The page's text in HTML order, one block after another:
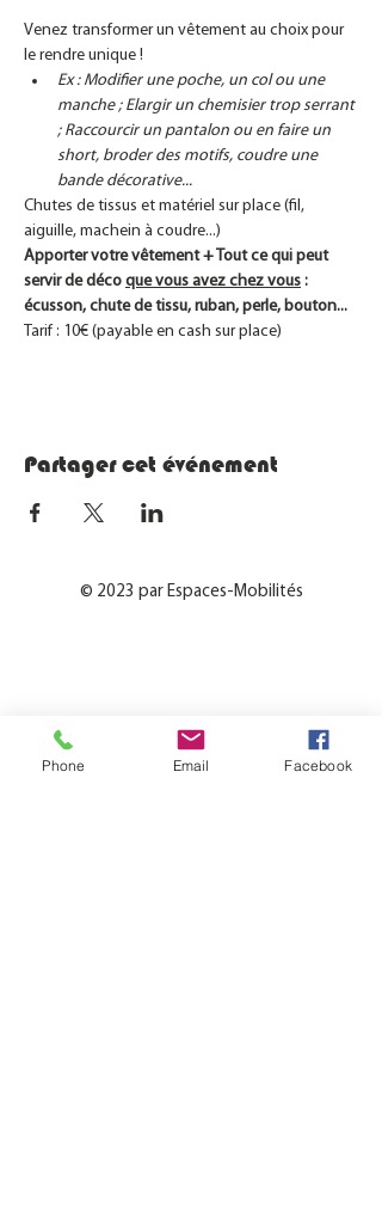
Venez transformer un vêtement au choix pour
le rendre unique !
Ex : Modifier une poche, un col ou une
manche ; Elargir un chemisier trop serrant
; Raccourcir un pantalon ou en faire un
short, broder des motifs, coudre une
bande décorative...
Chutes de tissus et matériel sur place (fil,
aiguille, machein à coudre...)
Apporter votre vêtement + Tout ce qui peut
servir de déco que vous avez chez vous :
écusson, chute de tissu, ruban, perle, bouton...
Tarif : 10€ (payable en cash sur place)
Partager cet événement
© 2023 par Espaces-Mobilités
Phone Email Facebook